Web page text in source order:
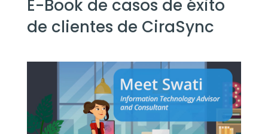
E-Book de casos de éxito
de clientes de CiraSync